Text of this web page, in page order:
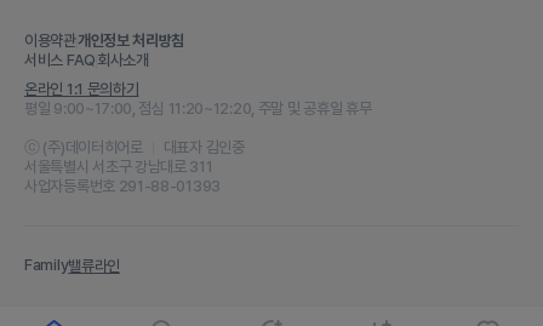
이용약관개인정보 처리방침
서비스 FAQ 회사소개
온라인 1:1 문의하기
평일 9:00~17:00, 점심 11:20~12:20, 주말 및 공휴일 휴무
ⓒ (주)데이터히어로
대표자 김인중
서울특별시 서초구 강남대로 311
사업자등록번호 291-88-01393
Family밸류라인